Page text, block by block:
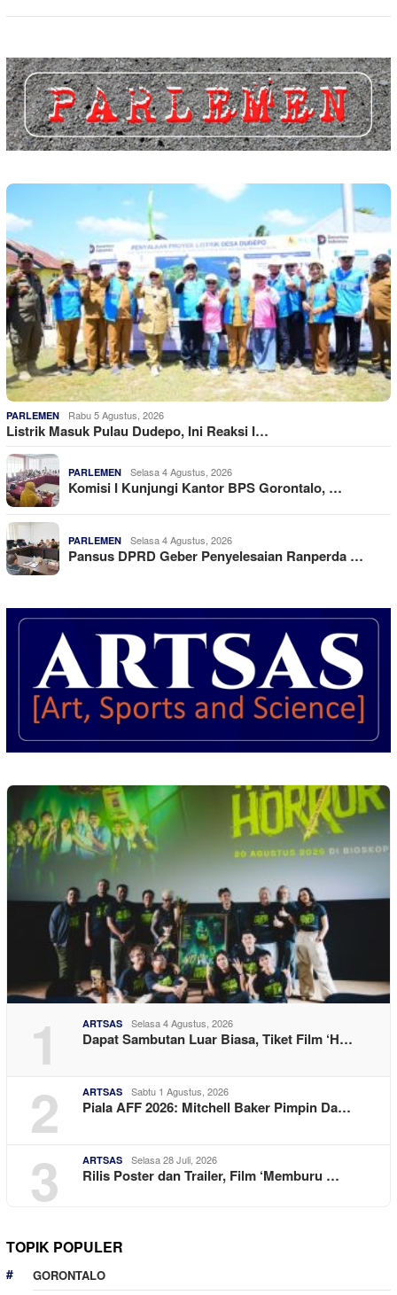
PARLEMEN Rabu 5 Agustus, 2026
Listrik Masuk Pulau Dudepo, Ini Reaksi I…
PARLEMEN Selasa 4 Agustus, 2026
Komisi I Kunjungi Kantor BPS Gorontalo, …
PARLEMEN Selasa 4 Agustus, 2026
Pansus DPRD Geber Penyelesaian Ranperda …
1 ARTSAS Selasa 4 Agustus, 2026
Dapat Sambutan Luar Biasa, Tiket Film ‘H…
2 ARTSAS Sabtu 1 Agustus, 2026
Piala AFF 2026: Mitchell Baker Pimpin Da…
3 ARTSAS Selasa 28 Juli, 2026
Rilis Poster dan Trailer, Film ‘Memburu …
TOPIK POPULER
GORONTALO